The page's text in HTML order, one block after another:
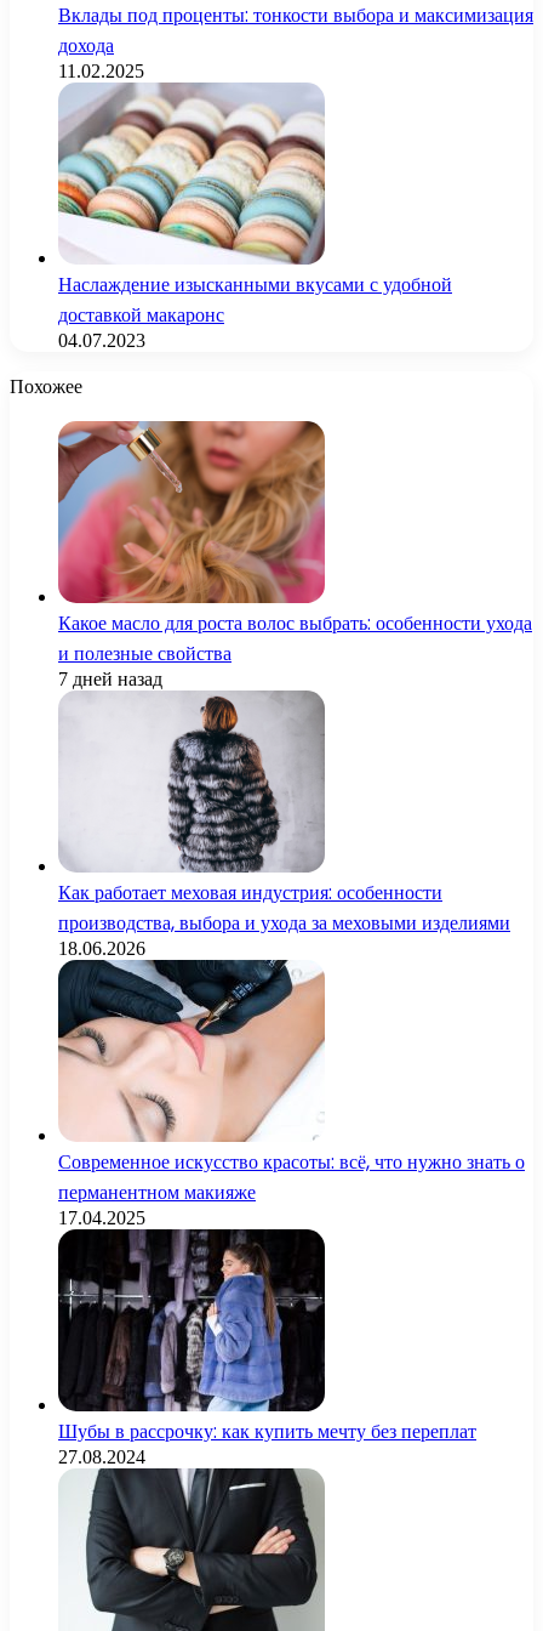
Вклады под проценты: тонкости выбора и максимизация
дохода
11.02.2025
Наслаждение изысканными вкусами с удобной
доставкой макаронс
04.07.2023
Похожее
Какое масло для роста волос выбрать: особенности ухода
и полезные свойства
7 дней назад
Как работает меховая индустрия: особенности
производства, выбора и ухода за меховыми изделиями
18.06.2026
Современное искусство красоты: всё, что нужно знать о
перманентном макияже
17.04.2025
Шубы в рассрочку: как купить мечту без переплат
27.08.2024